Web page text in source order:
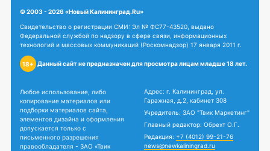
© 2003 - 2026 «Новый Калининград.Ru»
Свидетельство о регистрации СМИ: Эл № ФС77-43520, выдано
Федеральной службой по надзору в сфере связи, информационных
технологий и массовых коммуникаций (Роскомнадзор) 17 января 2011 г.
18+ Данный сайт не предназначен для просмотра лицам младше 18 лет.
Любое использование, либо
копирование материалов или
подборки материалов сайта,
элементов дизайна и оформления
допускается только с
письменного разрешения
правообладателя - ЗАО «Твик
Адрес: г. Калининград, ул.
Гаражная, д.2, кабинет 308
Учредитель: ЗАО "Твик Маркетинг"
Главный редактор: Обрехт О.Г.
Редакция: +7 (4012) 99-21-76
news@newkaliningrad.ru